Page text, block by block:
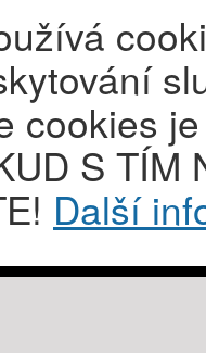
cookies
S TÍM
Další